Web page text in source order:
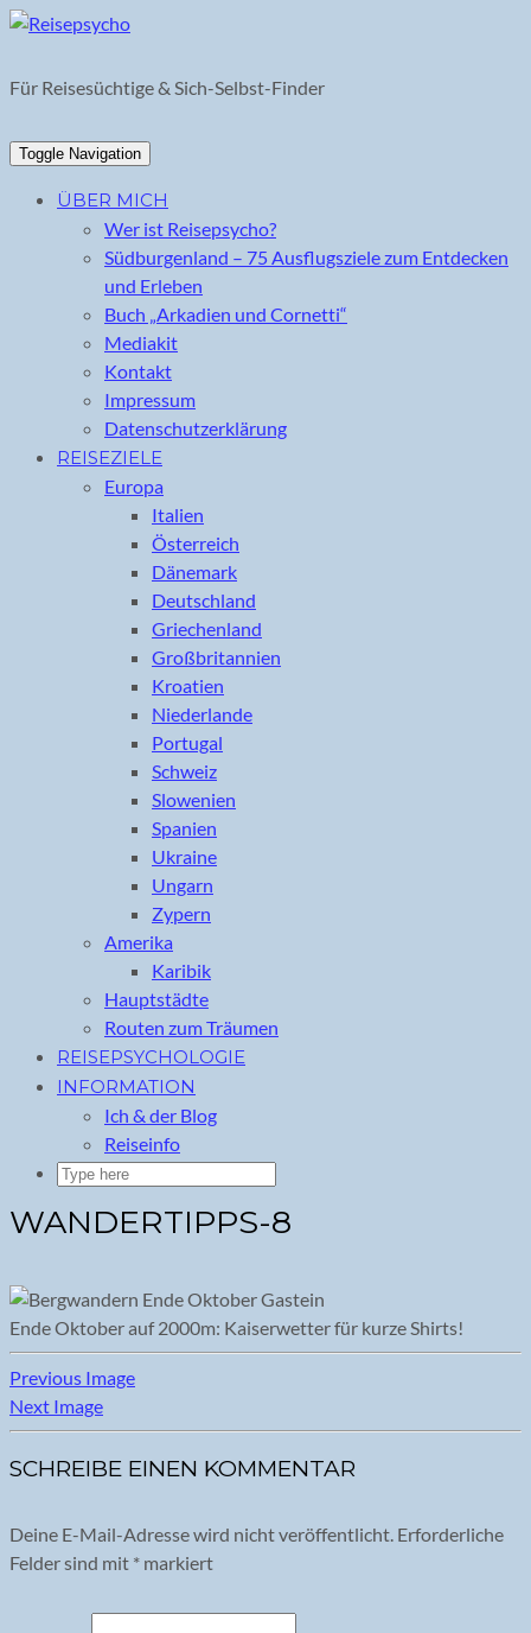
Skip
content
Für Reisesüchtige & Sich-Selbst-Finder
Toggle Navigation
ÜBER MICH
Wer ist Reisepsycho?
Südburgenland – 75 Ausflugsziele zum Entdecken
und Erleben
Buch „Arkadien und Cornetti“
Mediakit
Kontakt
Impressum
Datenschutzerklärung
REISEZIELE
Europa
Italien
Österreich
Dänemark
Deutschland
Griechenland
Großbritannien
Kroatien
Niederlande
Portugal
Schweiz
Slowenien
Spanien
Ukraine
Ungarn
Zypern
Amerika
Karibik
Hauptstädte
Routen zum Träumen
REISEPSYCHOLOGIE
INFORMATION
Ich & der Blog
Reiseinfo
WANDERTIPPS-8
Ende Oktober auf 2000m: Kaiserwetter für kurze Shirts!
Previous Image
Next Image
SCHREIBE EINEN KOMMENTAR
Deine E-Mail-Adresse wird nicht veröffentlicht. Erforderliche
Felder sind mit * markiert